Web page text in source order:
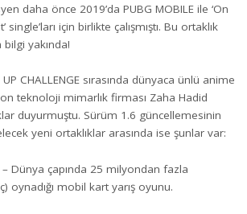
daha önce 2019’da PUBG MOBILE ile ‘On
single’ları için birlikte çalışmıştı. Bu ortaklık
yakında!
UP CHALLENGE sırasında dünyaca ünlü anime
son teknoloji mimarlık firması Zaha Hadid
duyurmuştu. Sürüm 1.6 güncellemesinin
yeni ortaklıklar arasında ise şunlar var:
– Dünya çapında 25 milyondan fazla
oynadığı mobil kart yarış oyunu.